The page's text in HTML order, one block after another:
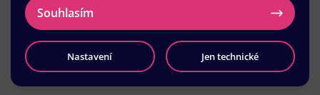
Souhlasím
Nastavení Jen technické